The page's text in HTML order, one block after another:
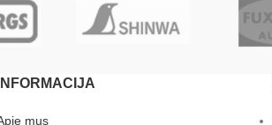
INFORMACIJA
mus